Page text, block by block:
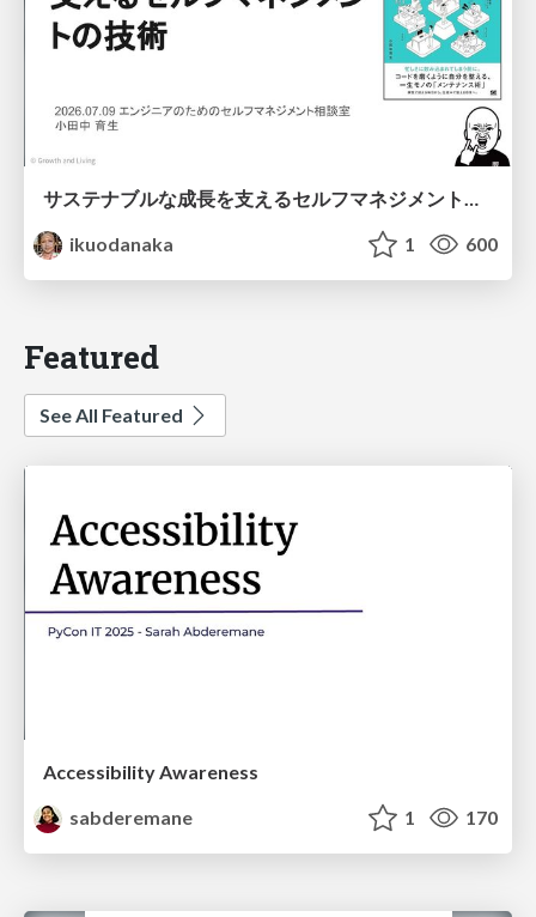
サステナブルな成長を支えるセルフマネジメントの技術/Self Management skill for growth
ikuodanaka
1 600
Featured
See All Featured
Accessibility Awareness
sabderemane
1 170